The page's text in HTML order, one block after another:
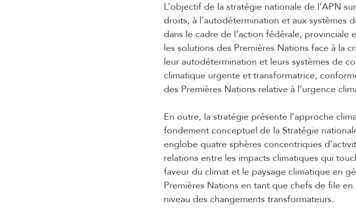
L’objectif de la stratégie nationale de l’APN
droits, à l’autodétermination et aux systèmes
dans le cadre de l’action fédérale,
les solutions des Premières Nations face à la
leur autodétermination et leurs systèmes de
climatique urgente et transformatrice,
des Premières Nations relative à l’urgence
En outre, la stratégie présente l’approche
fondement conceptuel de la Stratégie
englobe quatre sphères concentriques
relations entre les impacts climatiques qui
faveur du climat et le paysage climatique en
Premières Nations en tant que chefs de file
niveau des changements transformateurs.